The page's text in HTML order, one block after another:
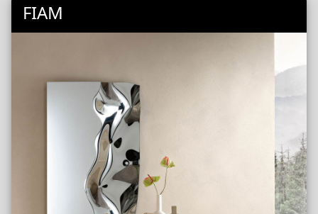
FIAM